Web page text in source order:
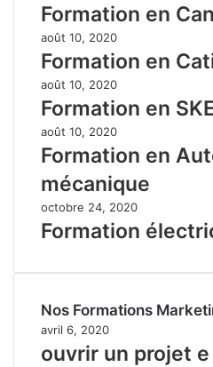
Formation en
août 10, 2020
Formation en
août 10, 2020
Formation en
août 10, 2020
Formation en
mécanique
octobre 24, 2020
Formation
Nos Formations
avril 6, 2020
ouvrir un projet